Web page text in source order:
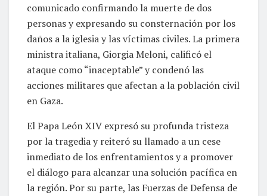
comunicado confirmando la muerte de dos
personas y expresando su consternación por los
daños a la iglesia y las víctimas civiles. La primera
ministra italiana, Giorgia Meloni, calificó el
ataque como “inaceptable” y condenó las
acciones militares que afectan a la población civil
en Gaza.
El Papa León XIV expresó su profunda tristeza
por la tragedia y reiteró su llamado a un cese
inmediato de los enfrentamientos y a promover
el diálogo para alcanzar una solución pacífica en
la región. Por su parte, las Fuerzas de Defensa de